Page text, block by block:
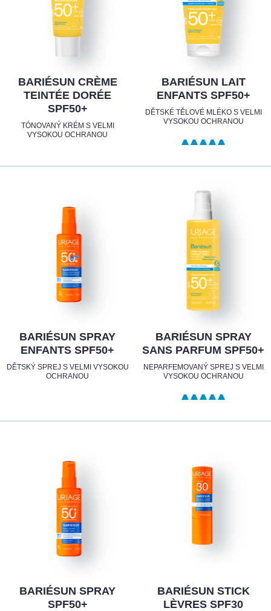
BARIÉSUN CRÈME
TEINTÉE DORÉE
SPF50+
TÓNOVANÝ KRÉM S VELMI
VYSOKOU OCHRANOU
BARIÉSUN LAIT
ENFANTS SPF50+
DĚTSKÉ TĚLOVÉ MLÉKO S VELMI
VYSOKOU OCHRANOU
BARIÉSUN SPRAY
ENFANTS SPF50+
DĚTSKÝ SPREJ S VELMI VYSOKOU
OCHRANOU
BARIÉSUN SPRAY
SANS PARFUM SPF50+
NEPARFEMOVANÝ SPREJ S VELMI
VYSOKOU OCHRANOU
BARIÉSUN SPRAY
SPF50+
BARIÉSUN STICK
LÈVRES SPF30